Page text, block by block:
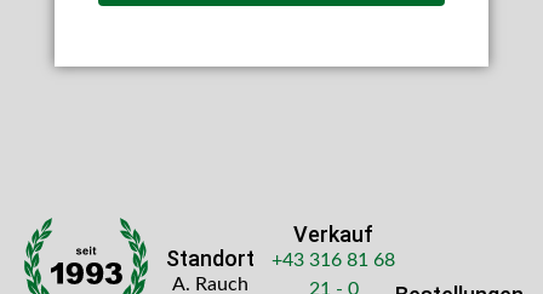
Standort
A. Rauch
Verkauf
+43 316 81 68
21 - 0